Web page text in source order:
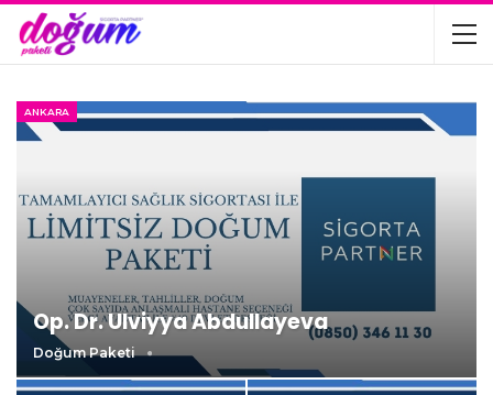
ANKARA
Op. Dr. Ulviyya Abdullayeva
Doğum Paketi